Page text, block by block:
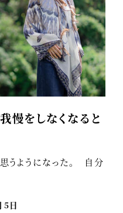
慢をしなくなると
うようになった。 自分
日